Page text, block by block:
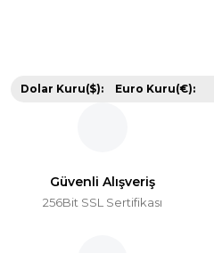
Dolar Kuru($): Euro Kuru(€):
Güvenli Alışveriş
256Bit SSL Sertifikası